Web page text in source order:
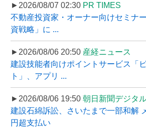
►2026/08/07 02:30 PR TIMES
不動産投資家・オーナー向けセミナ
資戦略」に ...
►2026/08/06 20:50 産経ニュース
建設技能者向けポイントサービス「
ト」、アプリ ...
►2026/08/06 19:50 朝日新聞デジタ
建設石綿訴訟、さいたまで一部和解
円超支払い